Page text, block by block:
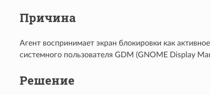
Причина
Агент воспринимает экран блокировки как
системного пользователя GDM (GNOME Display
Решение